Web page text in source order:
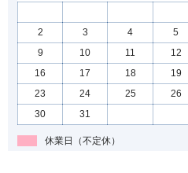
2
3 4 5
9
10 11 12
16
17 18 19
23
24 25 26
30
31
休業日（不定休）